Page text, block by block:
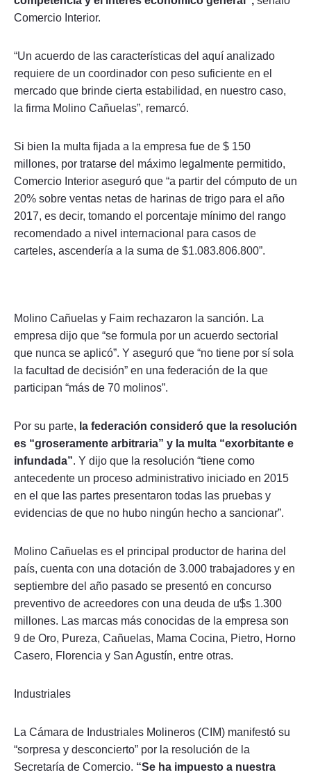
Comercio Interior.
“Un acuerdo de las características del aquí analizado
requiere de un coordinador con peso suficiente en el
mercado que brinde cierta estabilidad, en nuestro caso,
la firma Molino Cañuelas”, remarcó.
Si bien la multa fijada a la empresa fue de $ 150
millones, por tratarse del máximo legalmente permitido,
Comercio Interior aseguró que “a partir del cómputo de un
20% sobre ventas netas de harinas de trigo para el año
2017, es decir, tomando el porcentaje mínimo del rango
recomendado a nivel internacional para casos de
carteles, ascendería a la suma de $1.083.806.800”.
Molino Cañuelas y Faim rechazaron la sanción. La
empresa dijo que “se formula por un acuerdo sectorial
que nunca se aplicó”. Y aseguró que “no tiene por sí sola
la facultad de decisión” en una federación de la que
participan “más de 70 molinos”.
Por su parte, la federación consideró que la resolución
es “groseramente arbitraria” y la multa “exorbitante e
infundada”. Y dijo que la resolución “tiene como
antecedente un proceso administrativo iniciado en 2015
en el que las partes presentaron todas las pruebas y
evidencias de que no hubo ningún hecho a sancionar”.
Molino Cañuelas es el principal productor de harina del
país, cuenta con una dotación de 3.000 trabajadores y en
septiembre del año pasado se presentó en concurso
preventivo de acreedores con una deuda de u$s 1.300
millones. Las marcas más conocidas de la empresa son
9 de Oro, Pureza, Cañuelas, Mama Cocina, Pietro, Horno
Casero, Florencia y San Agustín, entre otras.
Industriales
La Cámara de Industriales Molineros (CIM) manifestó su
“sorpresa y desconcierto” por la resolución de la
Secretaría de Comercio. “Se ha impuesto a nuestra